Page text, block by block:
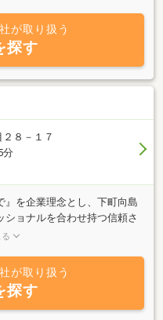
が取り扱う
探す
８－１７
分
を企業理念とし、下町向島
ョナルを合わせ持つ信頼さ
をお探しの方、納得のいく
を持って入居者をご紹介さ
っしゃる方、物件のご紹介
での様々なご相談もお受け
用となった不動産の売却
が取り扱う
探す